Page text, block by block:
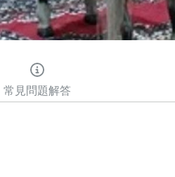
常見問題解答